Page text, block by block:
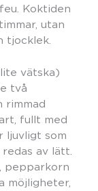
Koktiden
utan
tjocklek.
vätska)
två
rimmad
fullt med
ljuvligt som
av lätt.
pepparkorn
möjligheter,